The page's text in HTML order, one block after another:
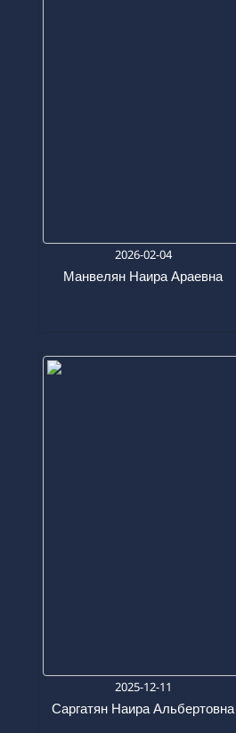
2026-02-04
Манвелян Наира Араевна
2025-12-11
Саргатян Наира Альбертовна